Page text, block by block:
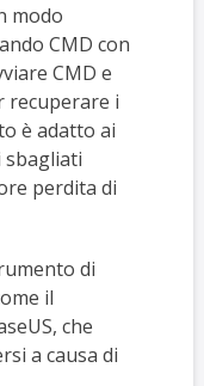
modo
CMD con
CMD e
recuperare i
è adatto ai
sbagliati
perdita di
di
il
che
a causa di